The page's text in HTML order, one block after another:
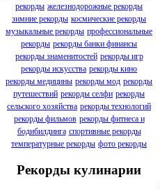
рекорды железнодорожные рекорды
зимние рекорды космические рекорды
музыкальные рекорды профессиональные
рекорды рекорды банки финансы
рекорды знаменитостей рекорды игр
рекорды искусства рекорды кино
рекорды медицины рекорды мод рекорды
путешествий рекорды селфи рекорды
сельского хозяйства рекорды технологий
рекорды фильмов рекорды фитнеса и
бодибилдинга спортивные рекорды
температурные рекорды фото рекорды
Рекорды кулинарии